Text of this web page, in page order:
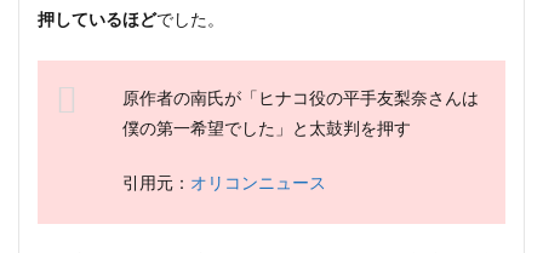
押しているほどでした。
原作者の南氏が「ヒナコ役の平手友梨奈さんは
僕の第一希望でした」と太鼓判を押す
引用元： オリコンニュース